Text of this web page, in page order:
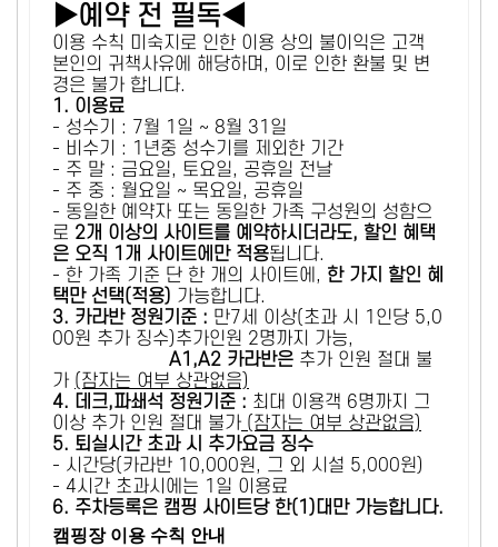
▶예약 전 필독◀
이용 수칙 미숙지로 인한 이용 상의 불이익은 고객
본인의 귀책사유에 해당하며, 이로 인한 환불 및 변
경은 불가 합니다.
1. 이용료
- 성수기 : 7월 1일 ~ 8월 31일
- 비수기 : 1년중 성수기를 제외한 기간
- 주 말 : 금요일, 토요일, 공휴일 전날
- 주 중 : 월요일 ~ 목요일, 공휴일
- 동일한 예약자 또는 동일한 가족 구성원의 성함으
로 2개 이상의 사이트를 예약하시더라도, 할인 혜택
은 오직 1개 사이트에만 적용됩니다.
- 한 가족 기준 단 한 개의 사이트에, 한 가지 할인 혜
택만 선택(적용) 가능합니다.
3. 카라반 정원기준 : 만7세 이상(초과 시 1인당 5,0
00원 추가 징수)추가인원 2명까지 가능,
A1,A2 카라반은 추가 인원 절대 불
가 (잠자는 여부 상관없음)
4. 데크,파쇄석 정원기준 : ​최대 이용객 6명까지 그
이상 추가 인원 절대 불가 (잠자는 여부 상관없음)
5. 퇴실시간 초과 시 추가요금 징수
- 시간당(카라반 10,000원, 그 외 시설 5,000원)
- 4시간 초과시에는 1일 이용료
6. 주차등록은 캠핑 사이트당 한(1)대만 가능합니다.
캠핑장 이용 수칙 안내